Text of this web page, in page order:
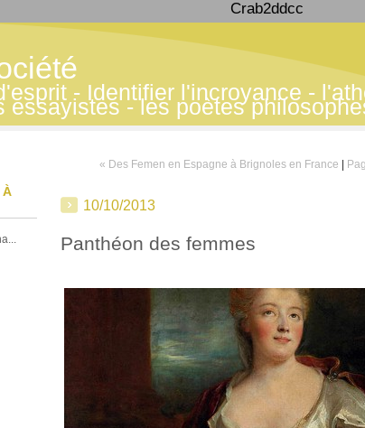
Crab2ddcc
- Identifier l'incroyance -
essayistes - les poètes
À
« Des Femen en Espagne à Brignoles en France
10/10/2013
Panthéon des femmes